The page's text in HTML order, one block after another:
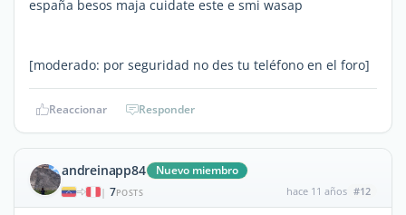
españa besos maja cuidate este e smi wasap
[moderado: por seguridad no des tu teléfono en el foro]
Reaccionar Responder
andreinapp84 Nuevo miembro
| 7POSTS hace 11 años #12